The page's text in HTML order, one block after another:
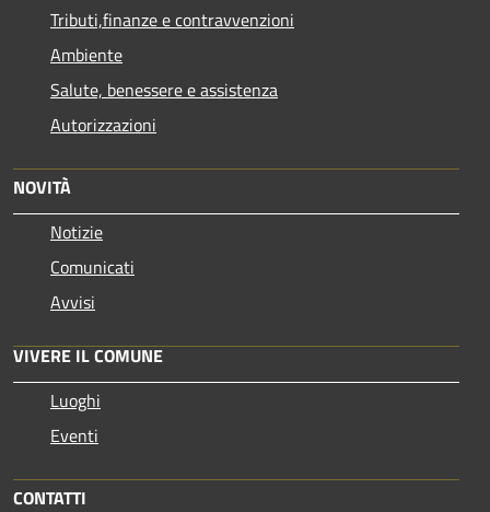
Tributi,finanze e contravvenzioni
Ambiente
Salute, benessere e assistenza
Autorizzazioni
NOVITÀ
Notizie
Comunicati
Avvisi
VIVERE IL COMUNE
Luoghi
Eventi
CONTATTI